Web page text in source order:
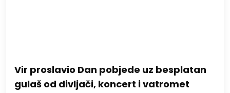
Vir proslavio Dan pobjede uz besplatan
gulaš od divljači, koncert i vatromet